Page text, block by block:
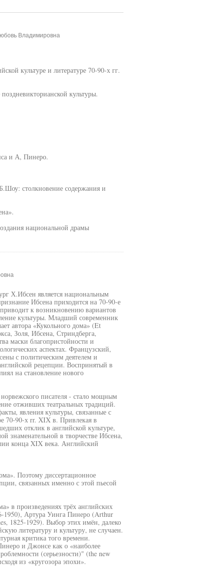
Владимировна
культуре и литературе 70-90-х гг.
культуры.
и А, Пинеро.
столкновение содержания и
национальной драмы
Х.Ибсен является национальным
Ибсена приходится на 70-90-е
к возникновению вариантов
культуры. Младший современник
автора «Кукольного дома» (Et
Золя, Ибсена, Стриндберга,
маски благопристойности и
аспектах. Французский,
с политическим деятелем и
рецепции. Воспринятый в
на становление нового
писателя - стало мощным
отживших театральных традиций.
явления культуры, связанные с
70-90-х rr. XIX в. Привлекая в
отклик в английской культуре,
знаменательной в творчестве Ибсена,
конца XIX века. Английский
Поэтому диссертационное
связанных именно с этой пьесой
в произведениях трёх английских
1950), Артура Уинга Пинеро (Arthur
1825-1929). Выбор этих имён, далеко
литературу и культуру, не случаен.
критика того времени.
и Джонсе как о «наиболее
(серьезности)" (the new
из «кругозора эпохи».